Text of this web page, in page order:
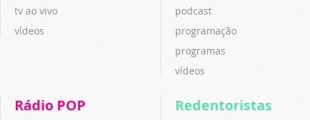
tv ao vivo
vídeos
podcast
programação
programas
vídeos
Rádio POP Redentoristas